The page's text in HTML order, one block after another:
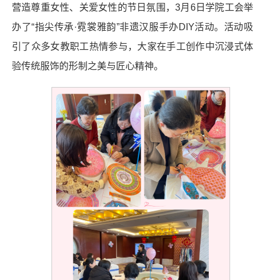
营造尊重女性、关爱女性的节日氛围，3月6日学院工会举
办了“指尖传承·霓裳雅韵”非遗汉服手办DIY活动。活动吸
引了众多女教职工热情参与，大家在手工创作中沉浸式体
验传统服饰的形制之美与匠心精神。